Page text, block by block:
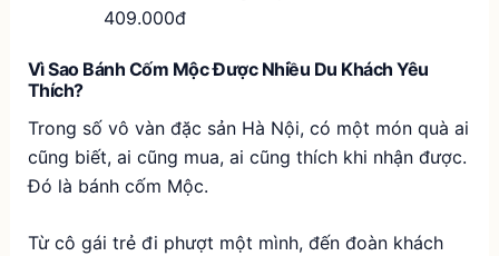
409.000đ
Vì Sao Bánh Cốm Mộc Được Nhiều Du Khách Yêu
Thích?
Trong số vô vàn đặc sản Hà Nội, có một món quà ai
cũng biết, ai cũng mua, ai cũng thích khi nhận được.
Đó là bánh cốm Mộc.
Từ cô gái trẻ đi phượt một mình, đến đoàn khách